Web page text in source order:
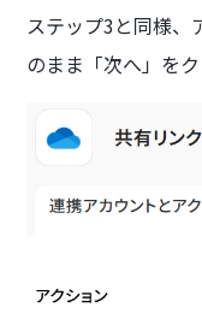
ステップ3と同様、
のまま「次へ」をク